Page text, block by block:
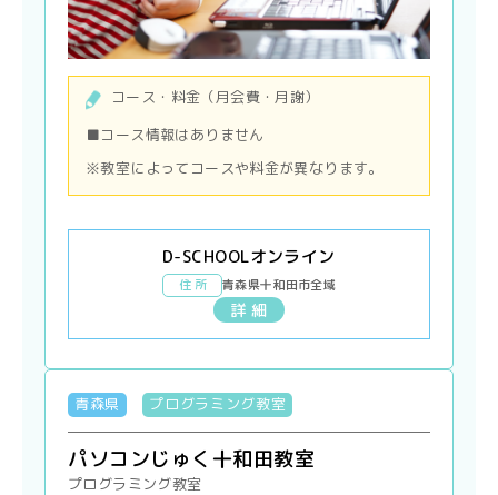
コース・料金（月会費・月謝）
■コース情報はありません
※教室によってコースや料金が異なります。
D-SCHOOLオンライン
住 所 青森県十和田市全域
詳 細
青森県 プログラミング教室
パソコンじゅく十和田教室
プログラミング教室